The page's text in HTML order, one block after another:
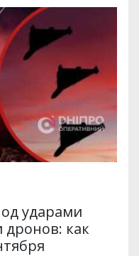
ударами
дронов: как